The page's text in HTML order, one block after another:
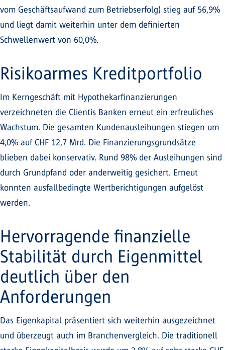
vom Geschäftsaufwand zum Betriebserfolg) stieg auf 56,9%
und liegt damit weiterhin unter dem definierten
Schwellenwert von 60,0%.
Risikoarmes Kreditportfolio
Im Kerngeschäft mit Hypothekarfinanzierungen
verzeichneten die Clientis Banken erneut ein erfreuliches
Wachstum. Die gesamten Kundenausleihungen stiegen um
4,0% auf CHF 12,7 Mrd. Die Finanzierungsgrundsätze
blieben dabei konservativ. Rund 98% der Ausleihungen sind
durch Grundpfand oder anderweitig gesichert. Erneut
konnten ausfallbedingte Wertberichtigungen aufgelöst
werden.
Hervorragende finanzielle
Stabilität durch Eigenmittel
deutlich über den
Anforderungen
Das Eigenkapital präsentiert sich weiterhin ausgezeichnet
und überzeugt auch im Branchenvergleich. Die traditionell